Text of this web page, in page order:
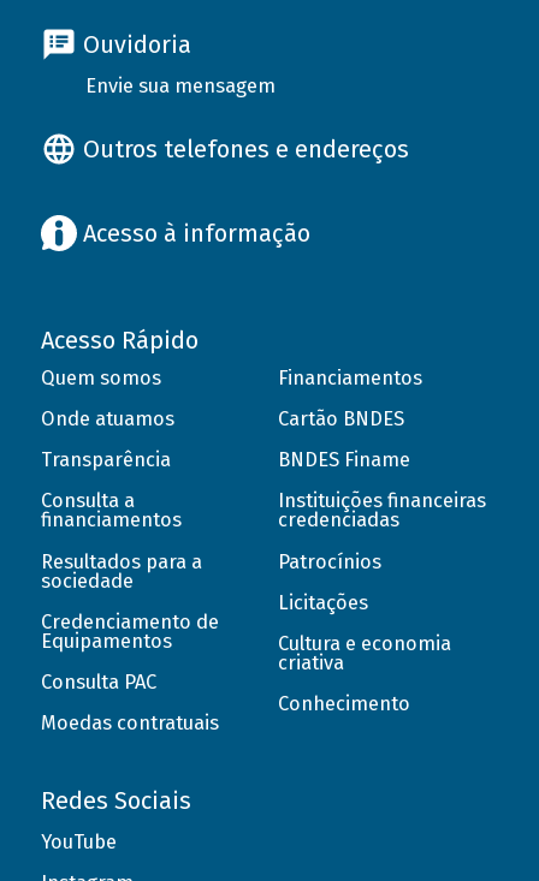
Ouvidoria
Envie sua mensagem
Outros telefones e endereços
Acesso à informação
Acesso Rápido
Quem somos
Onde atuamos
Transparência
Consulta a
financiamentos
Resultados para a
sociedade
Credenciamento de
Equipamentos
Consulta PAC
Moedas contratuais
Financiamentos
Cartão BNDES
BNDES Finame
Instituições financeiras
credenciadas
Patrocínios
Licitações
Cultura e economia
criativa
Conhecimento
Redes Sociais
YouTube